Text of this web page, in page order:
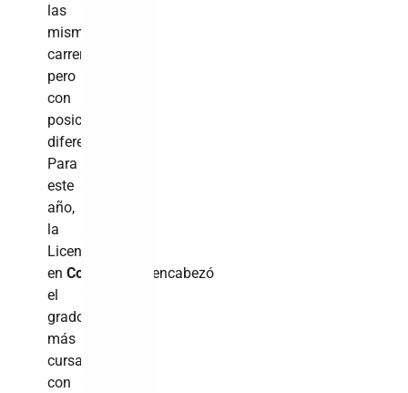
las
mismas
carreras,
pero
con
posiciones
diferentes.
Para
este
año,
la
Licenciatura
en Contabilidad
encabezó
el
grado
más
cursado
con